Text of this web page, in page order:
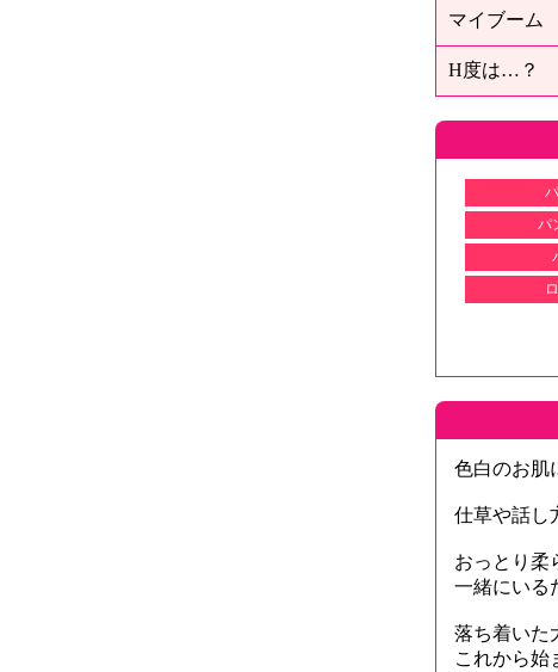
マイブーム
H度は…？
パ
色白のお肌
仕草や話し
おっとり柔
一緒にいる
落ち着いた
これから始